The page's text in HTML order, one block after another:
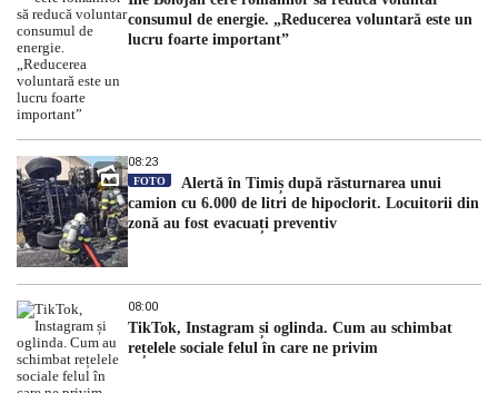
consumul de energie. „Reducerea voluntară este un
lucru foarte important”
08:23
FOTO
Alertă în Timiș după răsturnarea unui
camion cu 6.000 de litri de hipoclorit. Locuitorii din
zonă au fost evacuați preventiv
08:00
TikTok, Instagram și oglinda. Cum au schimbat
rețelele sociale felul în care ne privim